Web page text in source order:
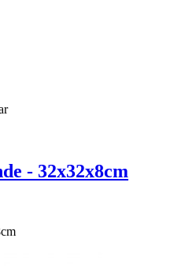
- 32x32x8cm